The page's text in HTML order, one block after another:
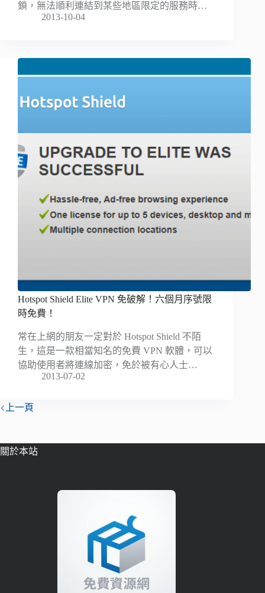
鎖，無法順利連結到某些地區限定的服務時…
2013-10-04
Hotspot Shield Elite VPN 免破解！六個月序號限
時免費！
常在上網的朋友一定對於 Hotspot Shield 不陌
生，這是一款相當知名的免費 VPN 軟體，可以
協助使用者將連線加密，免於被有心人士…
2013-07-02
上一頁
關於本站